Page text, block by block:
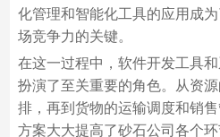
化管理和智能化工具的应用成
场竞争力的关键。
在这一过程中，软件开发工具
扮演了至关重要的角色。从资
排，再到货物的运输调度和销
方案大大提高了砂石公司各个